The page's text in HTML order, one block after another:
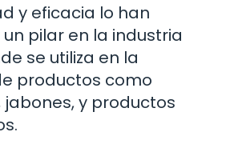
y eficacia lo han
pilar en la industria
se utiliza en la
productos como
y productos